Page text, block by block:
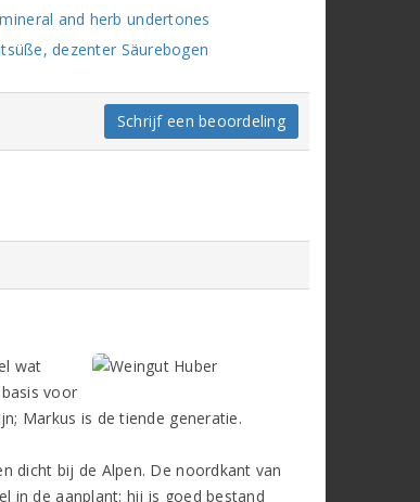
and herb undertones
dezenter Säurebogen
Schrijf een beoordeling
wat
voor
Markus is de tiende generatie.
dicht bij de Alpen. De noordkant van
in de aanplant: hij is goed bestand